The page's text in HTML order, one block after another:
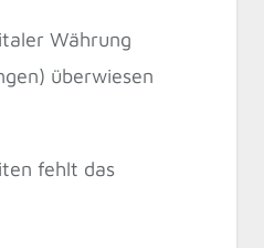
Währung
überwiesen
fehlt das